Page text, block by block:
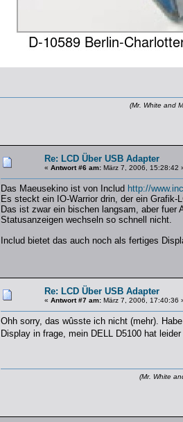
(Mr. White and
Re: LCD Über USB Adapter
« Antwort #6 am: März 7, 2006, 15:28:42
Das Maeusekino ist von Includ http://
Es steckt ein IO-Warrior drin, der ein Grafik-
Das ist zwar ein bischen langsam, aber
Statusanzeigen wechseln so schnell nicht.
Includ bietet das auch noch als fertiges
Re: LCD Über USB Adapter
« Antwort #7 am: März 7, 2006, 17:40:36
Ohh sorry, das wûsste ich nicht (mehr).
Display in frage, mein DELL D5100 hat
(Mr. White